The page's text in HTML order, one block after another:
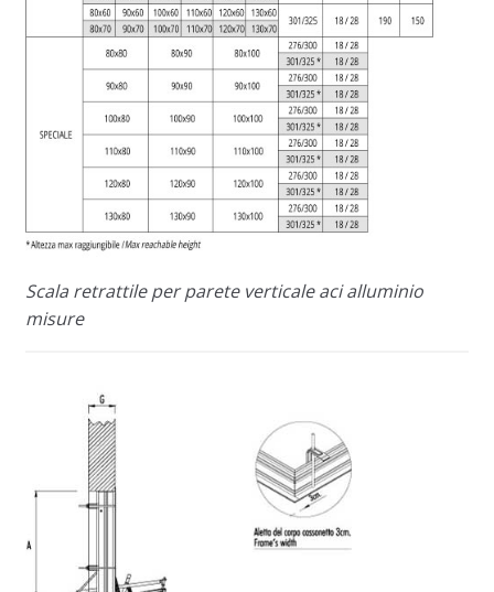
Scala retrattile per parete verticale aci alluminio
misure